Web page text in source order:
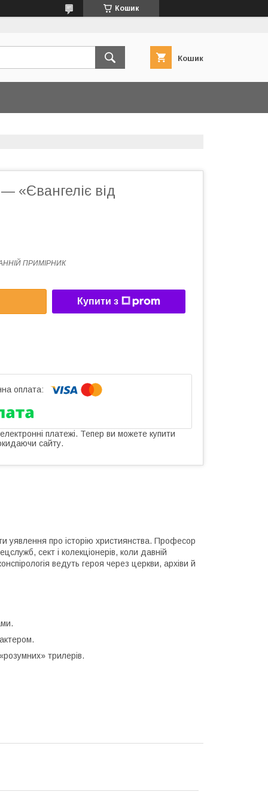
Кошик
Кошик
«Євангеліє від
ПРИМІРНИК
Купити з
платежі. Тепер ви можете купити
сайту.
уявлення про історію християнства. Професор
сект і колекціонерів, коли давній
ведуть героя через церкви, архіви й
трилерів.